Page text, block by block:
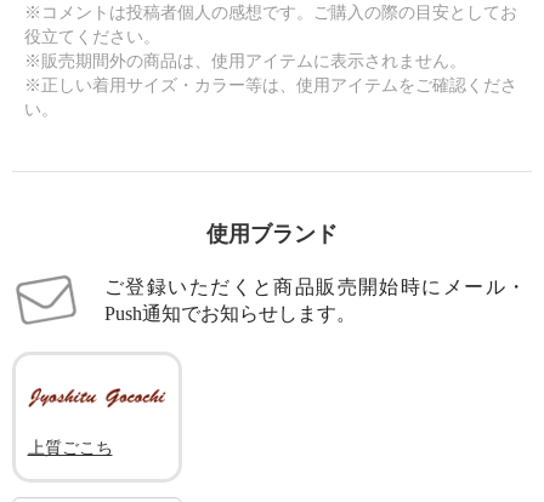
※コメントは投稿者個人の感想です。ご購入の際の目安としてお
役立てください。
※販売期間外の商品は、使用アイテムに表示されません。
※正しい着用サイズ・カラー等は、使用アイテムをご確認くださ
い。
使用ブランド
ご登録いただくと商品販売開始時にメール・
Push通知でお知らせします。
上質ごこち